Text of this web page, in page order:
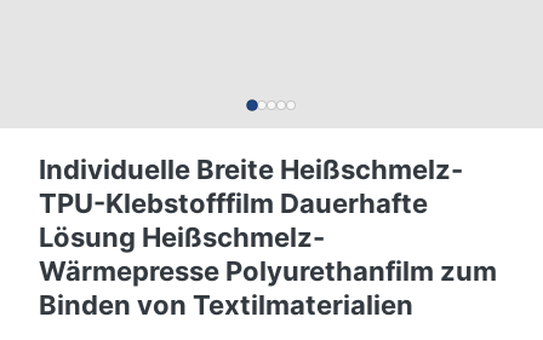
Individuelle Breite Heißschmelz-
TPU-Klebstofffilm Dauerhafte
Lösung Heißschmelz-
Wärmepresse Polyurethanfilm zum
Binden von Textilmaterialien